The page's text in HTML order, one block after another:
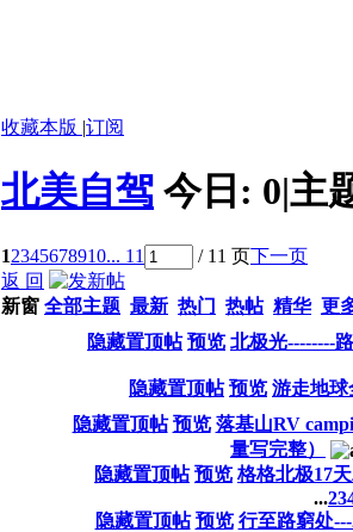
收藏本版 |订阅
北美自驾 今日: 0|主
12345678910... 11 / 11 页下一页
返 回
新窗 全部主题 最新 热门 热帖 精华 更
隐藏置顶帖 预览 北极光--------
隐藏置顶帖 预览 游走地球
隐藏置顶帖 预览 落基山RV
量写完整）
隐藏置顶帖 预览 格格北极17
...23
隐藏置顶帖 预览 行至路窮处